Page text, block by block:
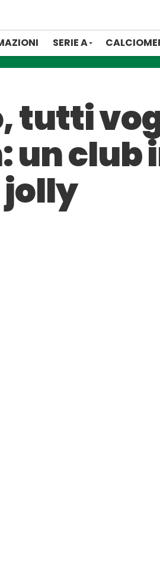
SERIE A
tutti
un club
jolly